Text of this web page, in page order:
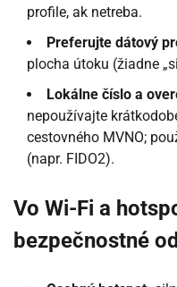
profile, ak netreba.
Preferujte dátový
plocha útoku (žiadne
Lokálne číslo a
nepoužívajte
cestovného MVNO;
(napr. FIDO2).
Vo Wi-Fi a
bezpečnostné